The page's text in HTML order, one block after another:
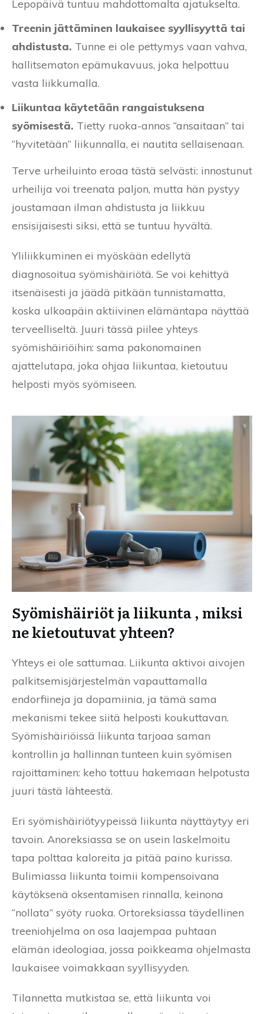
Lepopäivä tuntuu mahdottomalta ajatukselta.
Treenin jättäminen laukaisee syyllisyyttä tai
ahdistusta. Tunne ei ole pettymys vaan vahva,
hallitsematon epämukavuus, joka helpottuu
vasta liikkumalla.
Liikuntaa käytetään rangaistuksena
syömisestä. Tietty ruoka-annos “ansaitaan” tai
“hyvitetään” liikunnalla, ei nautita sellaisenaan.
Terve urheiluinto eroaa tästä selvästi: innostunut
urheilija voi treenata paljon, mutta hän pystyy
joustamaan ilman ahdistusta ja liikkuu
ensisijaisesti siksi, että se tuntuu hyvältä.
Yliliikkuminen ei myöskään edellytä
diagnosoitua syömishäiriötä. Se voi kehittyä
itsenäisesti ja jäädä pitkään tunnistamatta,
koska ulkoapäin aktiivinen elämäntapa näyttää
terveelliseltä. Juuri tässä piilee yhteys
syömishäiriöihin: sama pakonomainen
ajattelutapa, joka ohjaa liikuntaa, kietoutuu
helposti myös syömiseen.
Syömishäiriöt ja liikunta , miksi
ne kietoutuvat yhteen?
Yhteys ei ole sattumaa. Liikunta aktivoi aivojen
palkitsemisjärjestelmän vapauttamalla
endorfiineja ja dopamiinia, ja tämä sama
mekanismi tekee siitä helposti koukuttavan.
Syömishäiriöissä liikunta tarjoaa saman
kontrollin ja hallinnan tunteen kuin syömisen
rajoittaminen: keho tottuu hakemaan helpotusta
juuri tästä lähteestä.
Eri syömishäiriötyypeissä liikunta näyttäytyy eri
tavoin. Anoreksiassa se on usein laskelmoitu
tapa polttaa kaloreita ja pitää paino kurissa.
Bulimiassa liikunta toimii kompensoivana
käytöksenä oksentamisen rinnalla, keinona
“nollata” syöty ruoka. Ortoreksiassa täydellinen
treeniohjelma on osa laajempaa puhtaan
elämän ideologiaa, jossa poikkeama ohjelmasta
laukaisee voimakkaan syyllisyyden.
Tilannetta mutkistaa se, että liikunta voi